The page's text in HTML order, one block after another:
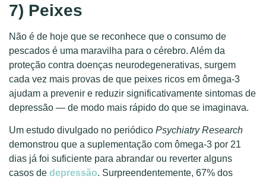
7) Peixes
Não é de hoje que se reconhece que o consumo de
pescados é uma maravilha para o cérebro. Além da
proteção contra doenças neurodegenerativas, surgem
cada vez mais provas de que peixes ricos em ômega-3
ajudam a prevenir e reduzir significativamente sintomas de
depressão — de modo mais rápido do que se imaginava.
Um estudo divulgado no periódico Psychiatry Research
demonstrou que a suplementação com ômega-3 por 21
dias já foi suficiente para abrandar ou reverter alguns
casos de depressão. Surpreendentemente, 67% dos